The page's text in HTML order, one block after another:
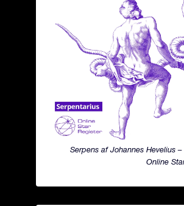
Serpens af Johannes Hevelius
Online